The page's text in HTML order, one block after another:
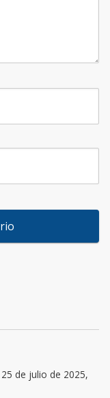
25 de julio de 2025,